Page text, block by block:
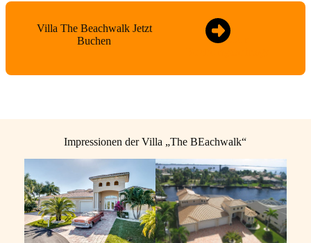
Villa The Beachwalk Jetzt
Buchen
Impressionen der Villa „The BEachwalk“